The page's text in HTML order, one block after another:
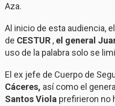
Aza.
Al inicio de esta audiencia,
de CESTUR , el general
uso de la palabra solo se
El ex jefe de Cuerpo de
Cáceres, así como el
Santos Viola prefirieron no